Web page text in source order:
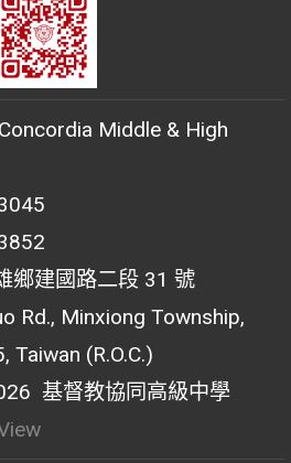
Concordia Middle & High
鄉建國路二段 31 號
Rd., Minxiong Township,
Taiwan (R.O.C.)
基督教協同高級中學